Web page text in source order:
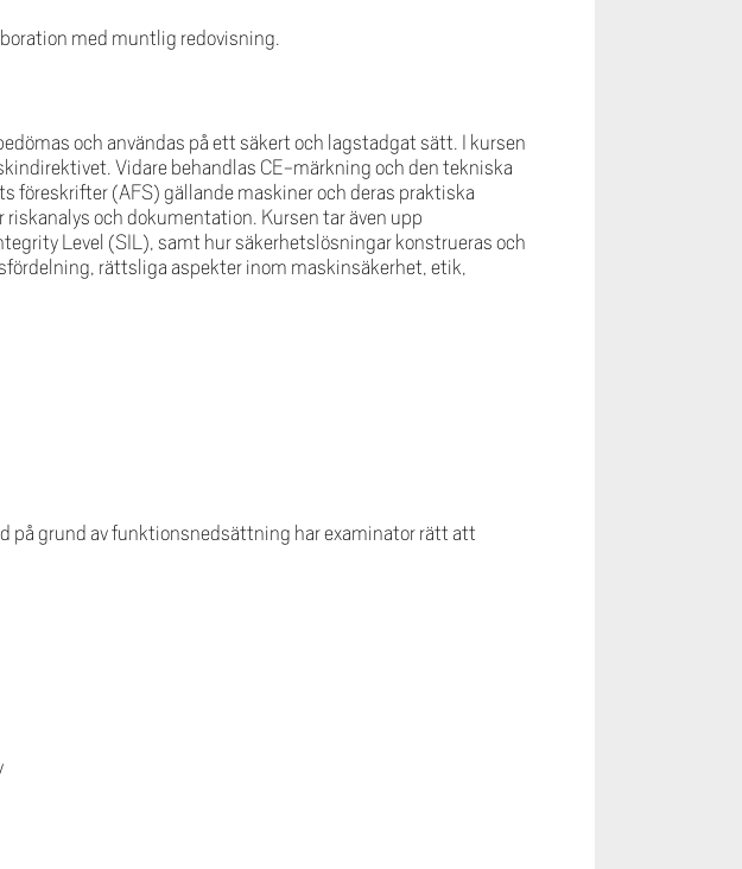
med muntlig redovisning.
och användas på ett säkert och lagstadgat sätt. I kursen
Vidare behandlas CE-märkning och den tekniska
föreskrifter (AFS) gällande maskiner och deras praktiska
och dokumentation. Kursen tar även upp
Level (SIL), samt hur säkerhetslösningar konstrueras och
rättsliga aspekter inom maskinsäkerhet, etik,
på grund av funktionsnedsättning har examinator rätt att